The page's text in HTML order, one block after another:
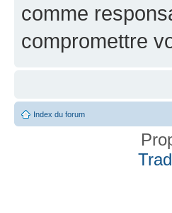
comme
compromettre
Index du forum